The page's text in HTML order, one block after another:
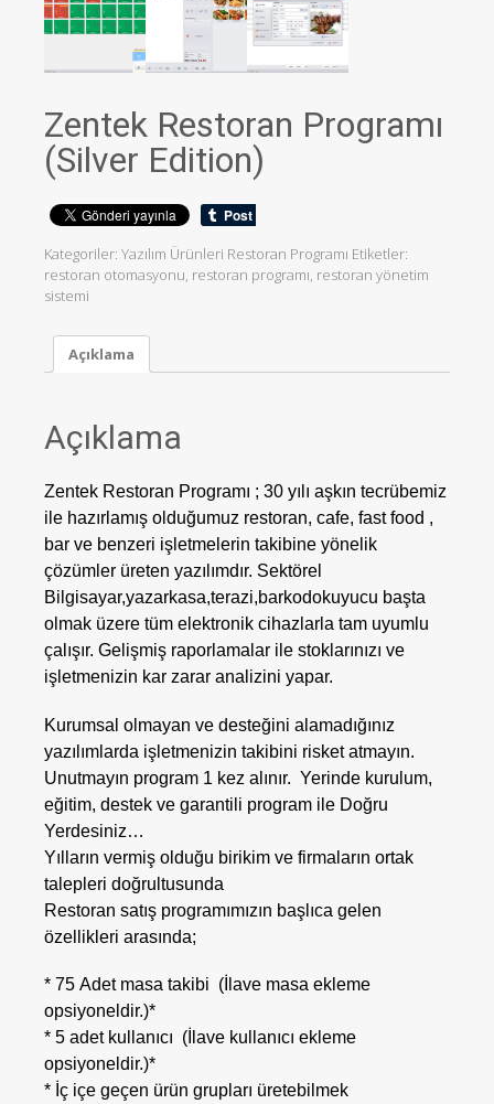
Zentek Restoran Programı
(Silver Edition)
Kategoriler: Yazılım Ürünleri Restoran Programı Etiketler:
restoran otomasyonu, restoran programı, restoran yönetim
sistemi
Açıklama
Açıklama
Zentek Restoran Programı ; 30 yılı aşkın tecrübemiz
ile hazırlamış olduğumuz restoran, cafe, fast food ,
bar ve benzeri işletmelerin takibine yönelik
çözümler üreten yazılımdır. Sektörel
Bilgisayar,yazarkasa,terazi,barkodokuyucu başta
olmak üzere tüm elektronik cihazlarla tam uyumlu
çalışır. Gelişmiş raporlamalar ile stoklarınızı ve
işletmenizin kar zarar analizini yapar.
Kurumsal olmayan ve desteğini alamadığınız
yazılımlarda işletmenizin takibini risket atmayın.
Unutmayın program 1 kez alınır. Yerinde kurulum,
eğitim, destek ve garantili program ile Doğru
Yerdesiniz…
Yılların vermiş olduğu birikim ve firmaların ortak
talepleri doğrultusunda
Restoran satış programımızın başlıca gelen
özellikleri arasında;
* 75 Adet masa takibi (İlave masa ekleme
opsiyoneldir.)*
* 5 adet kullanıcı (İlave kullanıcı ekleme
opsiyoneldir.)*
* İç içe geçen ürün grupları üretebilmek